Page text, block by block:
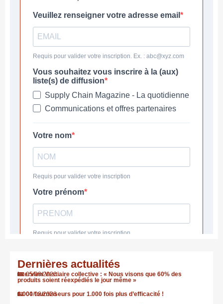
Dernières actualités
05/08/2026
Interview Vestiaire collective : « Nous visons que 60% des
produits soient réexpédiés le jour même »
04/08/2026
1.000 fournisseurs pour 1.000 fois plus d’efficacité !